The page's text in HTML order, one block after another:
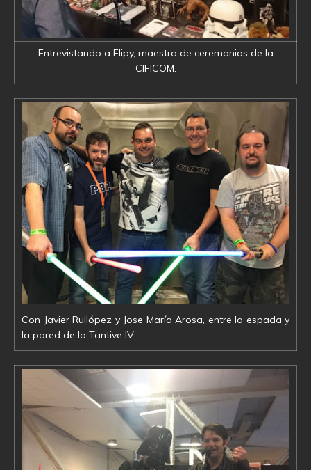
Entrevistando a Flipy, maestro de ceremonias de la
CIFICOM.
Con Javier Ruilópez y Jose María Arosa, entre la espada y
la pared de la Tantive IV.